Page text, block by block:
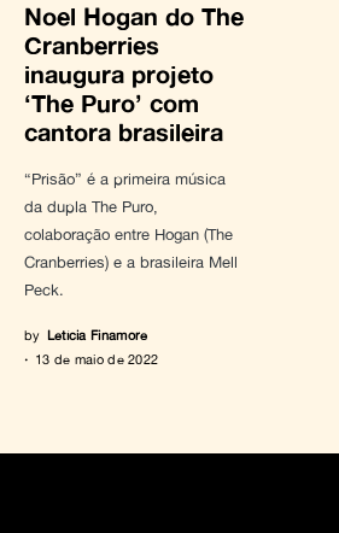
Noel Hogan do The
Cranberries
inaugura projeto
‘The Puro’ com
cantora brasileira
“Prisão” é a primeira música
da dupla The Puro,
colaboração entre Hogan (The
Cranberries) e a brasileira Mell
Peck.
by Letícia Finamore
13 de maio de 2022